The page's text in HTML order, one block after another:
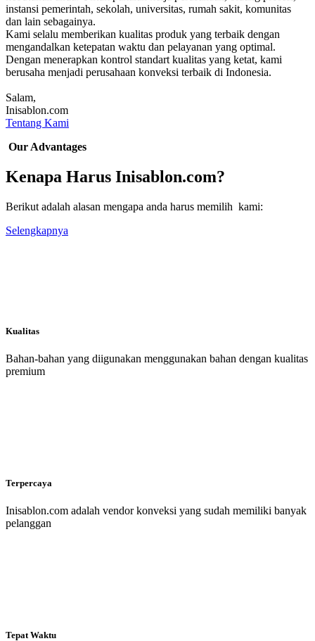
instansi pemerintah, sekolah, universitas, rumah sakit, komunitas
dan lain sebagainya.
Kami selalu memberikan kualitas produk yang terbaik dengan
mengandalkan ketepatan waktu dan pelayanan yang optimal.
Dengan menerapkan kontrol standart kualitas yang ketat, kami
berusaha menjadi perusahaan konveksi terbaik di Indonesia.
Salam,
Inisablon.com
Tentang Kami
Our Advantages
Kenapa Harus Inisablon.com?
Berikut adalah alasan mengapa anda harus memilih kami:
Selengkapnya
Kualitas
Bahan-bahan yang diigunakan menggunakan bahan dengan kualitas
premium
Terpercaya
Inisablon.com adalah vendor konveksi yang sudah memiliki banyak
pelanggan
Tepat Waktu